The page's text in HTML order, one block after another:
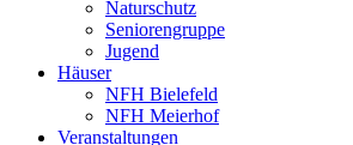
Naturschutz
Seniorengruppe
Jugend
Häuser
NFH Bielefeld
NFH Meierhof
Veranstaltungen